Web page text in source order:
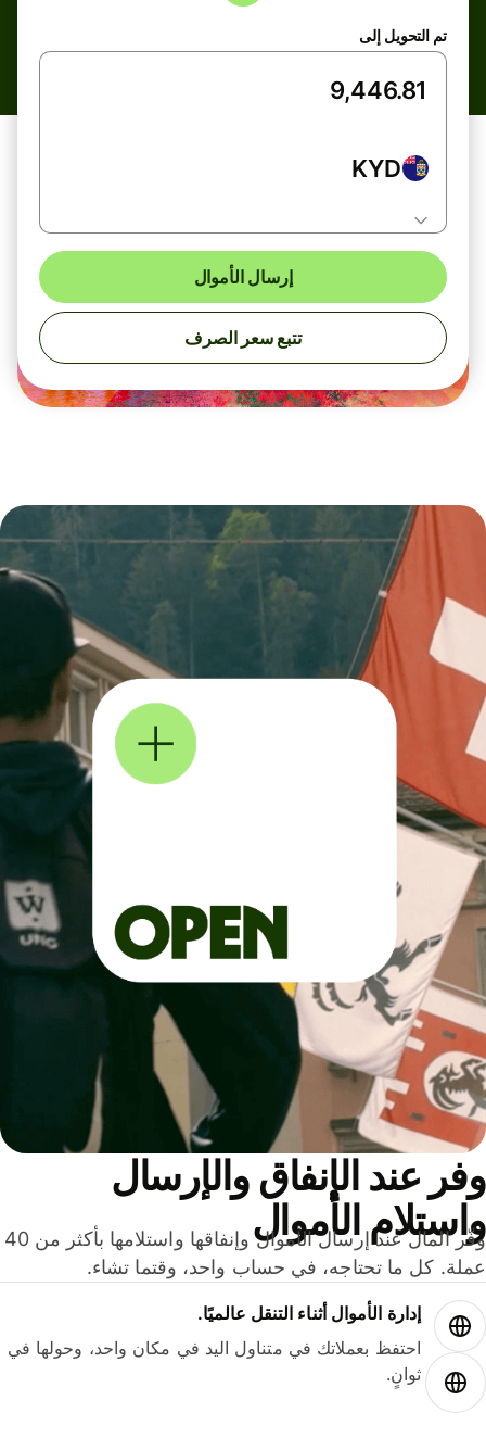
تم التحويل إلى
KYD
إرسال الأموال
تتبع سعر الصرف
عند الإنفاق والإرسال
الأموال
وفّر المال عند إرسال الأموال وإنفاقها واستلامها بأكثر من 40
كل ما تحتاجه، في حساب واحد، وقتما تشاء.
إدارة الأموال أثناء التنقل عالميًا.
احتفظ بعملاتك في متناول اليد في مكان واحد، وحولها في
ثوانٍ.